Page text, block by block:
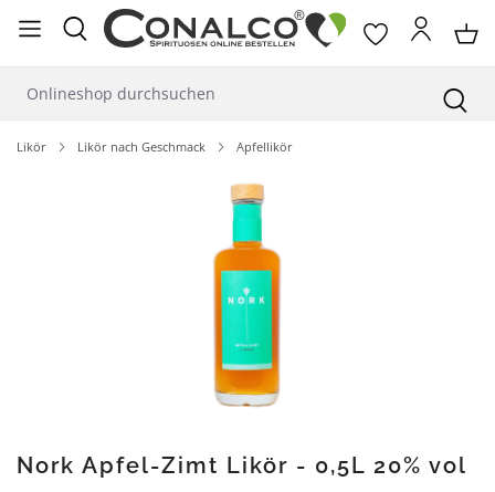
springen
Likör Likör nach Geschmack Apfellikör
Nork Apfel-Zimt Likör - 0,5L 20% vol